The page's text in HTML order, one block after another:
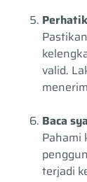
valid.
Baca
Pahami
terjadi